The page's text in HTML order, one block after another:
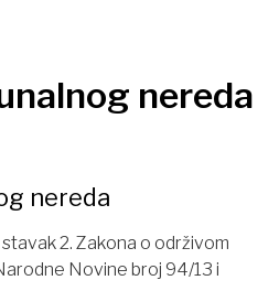
nereda
nereda
2. Zakona o održivom
Novine broj 94/13 i